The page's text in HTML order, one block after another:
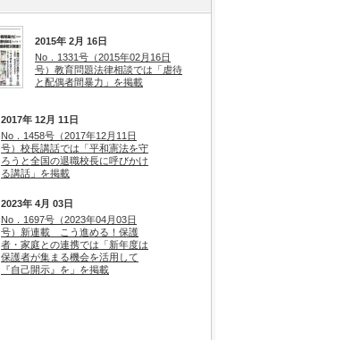
2015年 2月 16日
No．1331号（2015年02月16日
号）教育問題法律相談では「虐待
と配偶者間暴力」を掲載
2017年 12月 11日
No．1458号（2017年12月11日
号）校長講話では「平和憲法を守
ろうと全国の退職校長に呼びかけ
る講話」を掲載
2023年 4月 03日
No．1697号（2023年04月03日
号）新連載 こう進める！保護
者・家庭との連携では「新年度は
保護者が集まる機会を活用して
『自己開示』を」を掲載